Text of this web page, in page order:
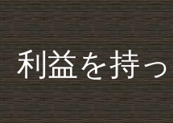
利益を持